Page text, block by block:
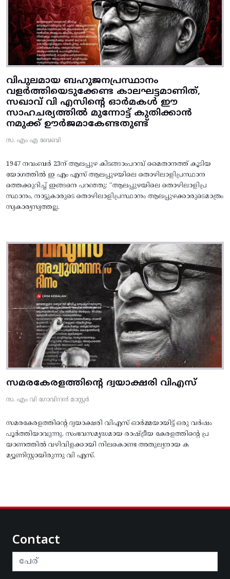
വിപുലമായ ബഹുജനപ്രസ്ഥാനം
വളർത്തിയെടുക്കേണ്ട കാലഘട്ടമാണിത്,
സഖാവ് വി എസിന്റെ ഓർമകൾ ഈ
സാഹചര്യത്തിൽ മുന്നോട്ട്‌ കുതിക്കാൻ
നമുക്ക് ഊർജമാകേണ്ടതുണ്ട്
സ. എം എ ബേബി
1947 നവംബർ 23ന് ആലപ്പുഴ കിടങ്ങാംപറമ്പ്‌ മൈതാനത്ത്‌ കൂടിയ
യോഗത്തിൽ ഇ എം എസ് ആലപ്പുഴയിലെ തൊഴിലാളിപ്രസ്ഥാന
ത്തെക്കുറിച്ച് ഇങ്ങനെ പറഞ്ഞു: “ആലപ്പുഴയിലെ തൊഴിലാളിപ്ര
സ്ഥാനം, നാട്ടുകാരുടെ തൊഴിലാളിപ്രസ്ഥാനം ആലപ്പുഴക്കാരുടെമാത്രം
സ്വകാര്യസ്വത്തല്ല.
സമരകേരളത്തിൻ്റെ ദ്വയാക്ഷരി വിഎസ്
സ. എം വി ഗോവിന്ദൻ മാസ്റ്റർ
സമരകേരളത്തിൻ്റെ ദ്വയാക്ഷരി വിഎസ് ഓർമ്മയായിട്ട് ഒരു വർഷം
പൂർത്തിയാവുന്നു. സംഭവസമൃദ്ധമായ രാഷ്ട്രീയ കേരളത്തിന്റെ പ്ര
യാണത്തിൽ വഴിവിളക്കായി നിലകൊണ്ട അതുല്യനായ ക
മ്യൂണിസ്റ്റായിരുന്നു വി എസ്.
Contact